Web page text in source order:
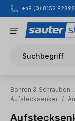
Zum Hauptinhalt
+49 (0) 8152
Suchbegriff
Bohren & Schrauben
Aufstecksenker /